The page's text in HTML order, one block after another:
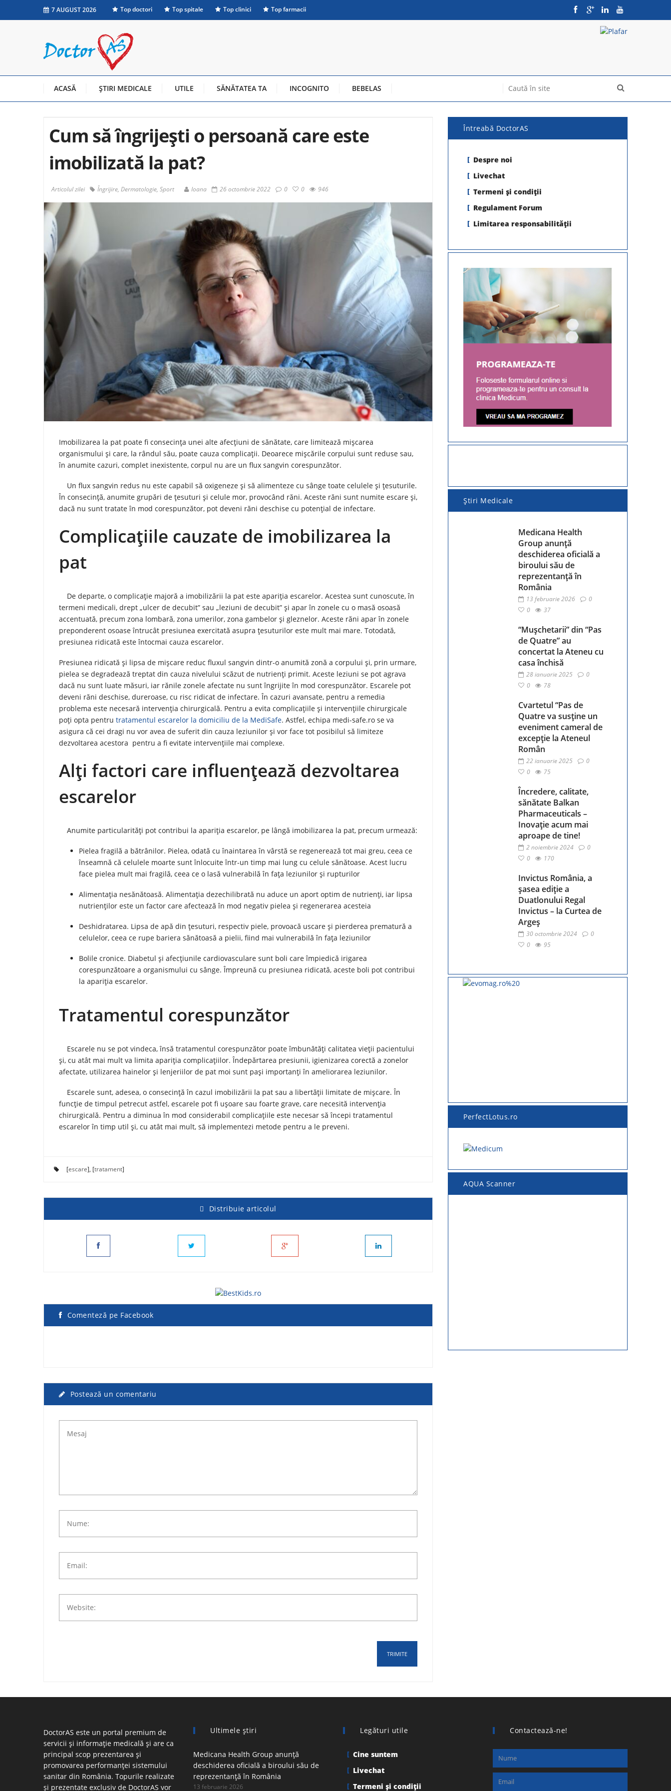
7 AUGUST 2026 Top doctori Top spitale Top clinici Top farmacii
ACASĂ ŞTIRI MEDICALE UTILE SĂNĂTATEA TA INCOGNITO BEBELAS
Cum să îngrijești o persoană care este
imobilizată la pat?
Articolul zilei Îngrijire, Dermatologie, Sport Ioana 26 octombrie 2022 0 0 946
Imobilizarea la pat poate fi consecința unei alte afecțiuni de sănătate, care limitează mișcarea
organismului și care, la rândul său, poate cauza complicații. Deoarece mișcările corpului sunt reduse sau,
în anumite cazuri, complet inexistente, corpul nu are un flux sangvin corespunzător.
Un flux sangvin redus nu este capabil să oxigeneze și să alimenteze cu sânge toate celulele și țesuturile.
În consecință, anumite grupări de țesuturi și celule mor, provocând răni. Aceste răni sunt numite escare și,
dacă nu sunt tratate în mod corespunzător, pot deveni răni deschise cu potențial de infectare.
Complicațiile cauzate de imobilizarea la
pat
De departe, o complicație majoră a imobilizării la pat este apariția escarelor. Acestea sunt cunoscute, în
termeni medicali, drept „ulcer de decubit” sau „leziuni de decubit” și apar în zonele cu o masă osoasă
accentuată, precum zona lombară, zona umerilor, zona gambelor și gleznelor. Aceste răni apar în zonele
preponderent osoase întrucât presiunea exercitată asupra țesuturilor este mult mai mare. Totodată,
presiunea ridicată este întocmai cauza escarelor.
Presiunea ridicată și lipsa de mișcare reduc fluxul sangvin dintr-o anumită zonă a corpului și, prin urmare,
pielea se degradează treptat din cauza nivelului scăzut de nutrienți primit. Aceste leziuni se pot agrava
dacă nu sunt luate măsuri, iar rănile zonele afectate nu sunt îngrijite în mod corespunzător. Escarele pot
deveni răni deschise, dureroase, cu risc ridicat de infectare. În cazuri avansate, pentru a remedia
problema este necesară intervenția chirurgicală. Pentru a evita complicațiile și intervențiile chirurgicale
poți opta pentru tratamentul escarelor la domiciliu de la MediSafe. Astfel, echipa medi-safe.ro se va
asigura că cei dragi nu vor avea de suferit din cauza leziunilor și vor face tot posibilul să limiteze
dezvoltarea acestora pentru a fi evitate intervențiile mai complexe.
Alți factori care influențează dezvoltarea
escarelor
Anumite particularități pot contribui la apariția escarelor, pe lângă imobilizarea la pat, precum urmează:
Pielea fragilă a bătrânilor. Pielea, odată cu înaintarea în vârstă se regenerează tot mai greu, ceea ce
înseamnă că celulele moarte sunt înlocuite într-un timp mai lung cu celule sănătoase. Acest lucru
face pielea mult mai fragilă, ceea ce o lasă vulnerabilă în fața leziunilor și rupturilor
Alimentația nesănătoasă. Alimentația dezechilibrată nu aduce un aport optim de nutrienți, iar lipsa
nutrienților este un factor care afectează în mod negativ pielea și regenerarea acesteia
Deshidratarea. Lipsa de apă din țesuturi, respectiv piele, provoacă uscare și pierderea prematură a
celulelor, ceea ce rupe bariera sănătoasă a pielii, fiind mai vulnerabilă în fața leziunilor
Bolile cronice. Diabetul și afecțiunile cardiovasculare sunt boli care împiedică irigarea
corespunzătoare a organismului cu sânge. Împreună cu presiunea ridicată, aceste boli pot contribui
la apariția escarelor.
Tratamentul corespunzător
Escarele nu se pot vindeca, însă tratamentul corespunzător poate îmbunătăți calitatea vieții pacientului
și, cu atât mai mult va limita apariția complicațiilor. Îndepărtarea presiunii, igienizarea corectă a zonelor
afectate, utilizarea hainelor și lenjeriilor de pat moi sunt pași importanți în ameliorarea leziunilor.
Escarele sunt, adesea, o consecință în cazul imobilizării la pat sau a libertății limitate de mișcare. În
funcție de timpul petrecut astfel, escarele pot fi ușoare sau foarte grave, care necesită intervenția
chirurgicală. Pentru a diminua în mod considerabil complicațiile este necesar să începi tratamentul
escarelor în timp util și, cu atât mai mult, să implementezi metode pentru a le preveni.
[escare], [tratament]
Distribuie articolul
Comenteză pe Facebook
Postează un comentariu
Întreabă DoctorAS
Despre noi
Livechat
Termeni şi condiţii
Regulament Forum
Limitarea responsabilității
Ştiri Medicale
Medicana Health
Group anunță
deschiderea oficială a
biroului său de
reprezentanță în
România
13 februarie 2026
0
0
37
“Mușchetarii” din “Pas
de Quatre” au
concertat la Ateneu cu
casa închisă
28 ianuarie 2025
0
0
78
Cvartetul “Pas de
Quatre va susține un
eveniment cameral de
excepție la Ateneul
Român
22 ianuarie 2025
0
0
75
Încredere, calitate,
sănătate Balkan
Pharmaceuticals –
Inovație acum mai
aproape de tine!
2 noiembrie 2024
0
0
170
Invictus România, a
șasea ediție a
Duatlonului Regal
Invictus – la Curtea de
Argeș
30 octombrie 2024
0
0
95
PerfectLotus.ro
AQUA Scanner
DoctorAS este un portal premium de
servicii și informație medicală și are ca
principal scop prezentarea și
promovarea performanței sistemului
sanitar din România. Topurile realizate
și prezentate exclusiv de DoctorAS vor
Ultimele ştiri
Medicana Health Group anunță
deschiderea oficială a biroului său de
reprezentanță în România
13 februarie 2026
Legături utile
Cine suntem
Livechat
Termeni şi condiţii
Contactează-ne!